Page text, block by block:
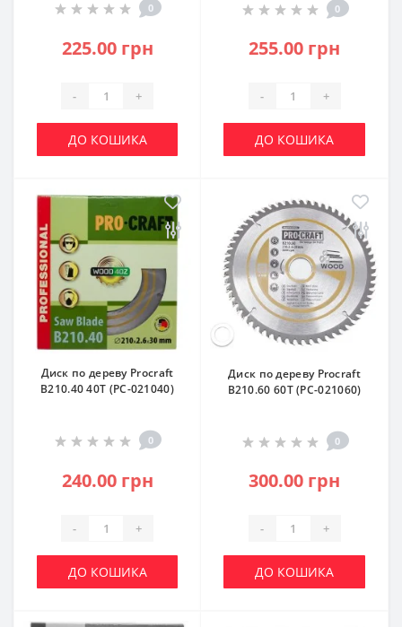
0
225.00 грн
- +
ДО КОШИКА
0
255.00 грн
- +
ДО КОШИКА
Диск по дереву Procraft
B210.40 40T (PC-021040)
0
240.00 грн
- +
ДО КОШИКА
Диск по дереву Procraft
B210.60 60T (PC-021060)
0
300.00 грн
- +
ДО КОШИКА